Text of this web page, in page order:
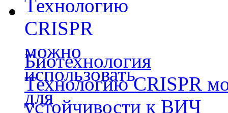
Биотехнология
Технологию CRISPR
устойчивости к ВИЧ